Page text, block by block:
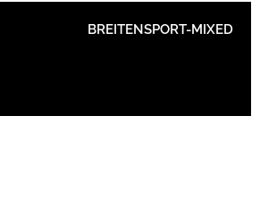
BREITENSPORT-MIXED